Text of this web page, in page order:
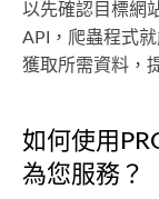
以先確認目標網
API，爬蟲程式
獲取所需資料，
如何使用
為您服務？